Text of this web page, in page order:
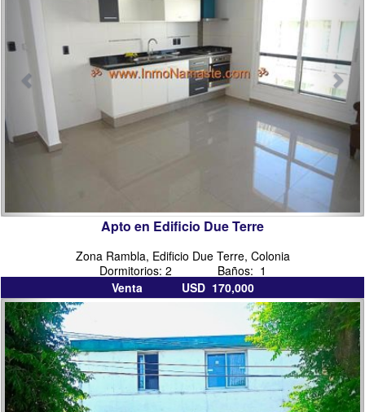
del
sacramento
Apto en Edificio Due Terre
Zona Rambla, Edificio Due Terre, Colonia
Dormitorios: 2 Baños: 1
Venta USD 170,000
inmobiliarias
en
colonia
del
sacramento